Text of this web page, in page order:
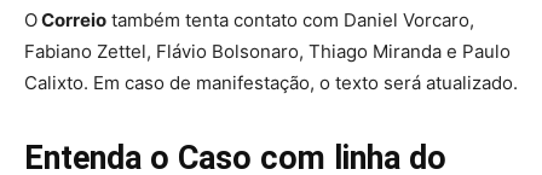
OCorreio também tenta contato com Daniel Vorcaro,
Fabiano Zettel, Flávio Bolsonaro, Thiago Miranda e Paulo
Calixto. Em caso de manifestação, o texto será atualizado.
Entenda o Caso com linha do